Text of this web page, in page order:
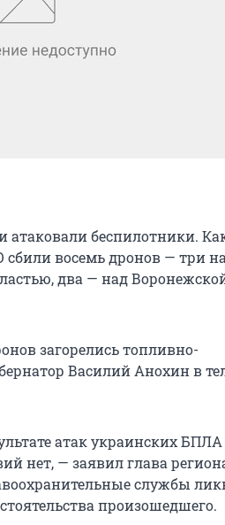
атаковали беспилотники.
восемь дронов — три
два — над
загорелись топливно-
Василий Анохин в
атак украинских
нет, — заявил глава
службы
произошедшего.